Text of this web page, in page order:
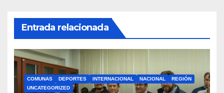
Entrada relacionada
COMUNAS DEPORTES INTERNACIONAL NACIONAL
REGIÓN
UNCATEGORIZED